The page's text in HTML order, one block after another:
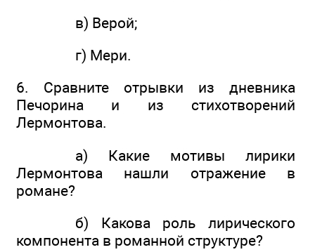
в) Верой;
г) Мери.
6. Сравните отрывки из дневника
Печорина и из стихотворений
Лермонтова.
а) Какие мотивы лирики
Лермонтова нашли отражение в
романе?
б) Какова роль лирического
компонента в романной структуре?